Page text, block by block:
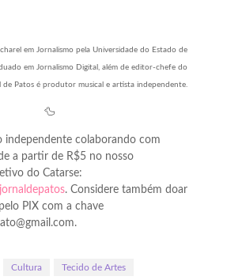
em Jornalismo pela Universidade do Estado de
em Jornalismo Digital, além de editor-chefe do
de Patos é produtor musical e artista independente.
🦆
independente colaborando com
a partir de R$5 no nosso
do Catarse:
. Considere também doar
PIX com a chave
Cultura Tecido de Artes